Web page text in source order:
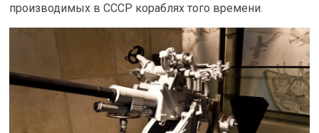
производимых в СССР кораблях того времени.